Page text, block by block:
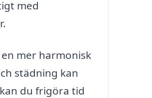
med
mer harmonisk
städning kan
du frigöra tid